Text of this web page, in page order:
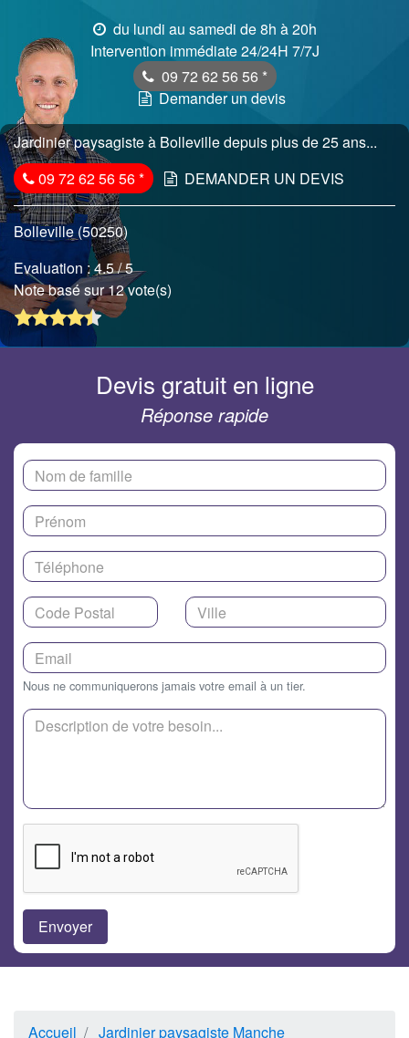
du lundi au samedi de 8h à 20h
Intervention immédiate 24/24H 7/7J
09 72 62 56 56 *
Demander un devis
Jardinier paysagiste à Bolleville depuis plus de 25 ans...
09 72 62 56 56* DEMANDER UN DEVIS
Bolleville (50250)
Evaluation :4.5/ 5
Note basé sur 12 vote(s)
Devis gratuit en ligne
Réponse rapide
Nous ne communiquerons jamais votre email à un tier.
Accueil
Jardinier paysagiste Manche